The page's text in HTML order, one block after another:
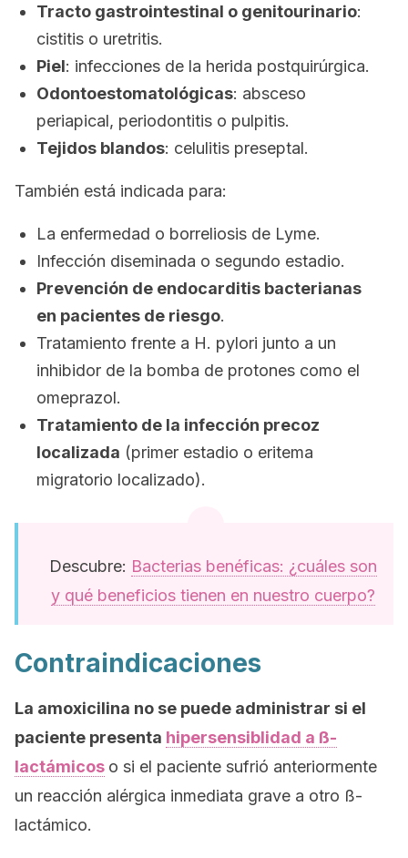
Tracto gastrointestinal o genitourinario:
cistitis o uretritis.
Piel: infecciones de la herida postquirúrgica.
Odontoestomatológicas: absceso
periapical, periodontitis o pulpitis.
Tejidos blandos: celulitis preseptal.
También está indicada para:
La enfermedad o borreliosis de Lyme.
Infección diseminada o segundo estadio.
Prevención de endocarditis bacterianas
en pacientes de riesgo.
Tratamiento frente a H. pylori junto a un
inhibidor de la bomba de protones como el
omeprazol.
Tratamiento de la infección precoz
localizada (primer estadio o eritema
migratorio localizado).
Descubre: Bacterias benéficas: ¿cuáles son
y qué beneficios tienen en nuestro cuerpo?
Contraindicaciones
La amoxicilina no se puede administrar si el
paciente presenta hipersensiblidad a ß-
lactámicos o si el paciente sufrió anteriormente
un reacción alérgica inmediata grave a otro ß-
lactámico.